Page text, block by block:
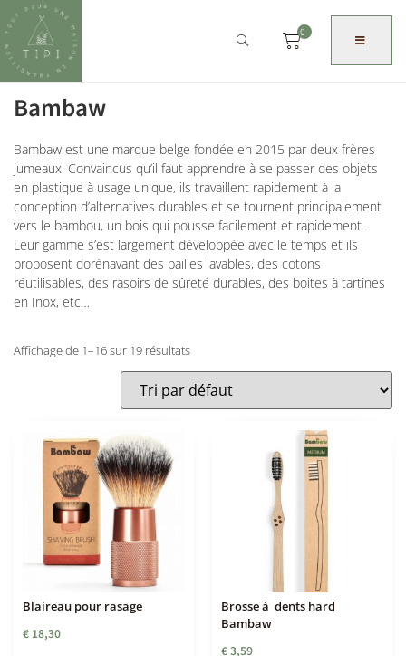
0
Bambaw
Bambaw est une marque belge fondée en 2015 par deux frères
jumeaux. Convaincus qu’il faut apprendre à se passer des objets
en plastique à usage unique, ils travaillent rapidement à la
conception d’alternatives durables et se tournent principalement
vers le bambou, un bois qui pousse facilement et rapidement.
Leur gamme s’est largement développée avec le temps et ils
proposent dorénavant des pailles lavables, des cotons
réutilisables, des rasoirs de sûreté durables, des boites à tartines
en Inox, etc…
Affichage de 1–16 sur 19 résultats
Blaireau pour rasage
€ 18,30
Brosse à dents hard
Bambaw
€3,59